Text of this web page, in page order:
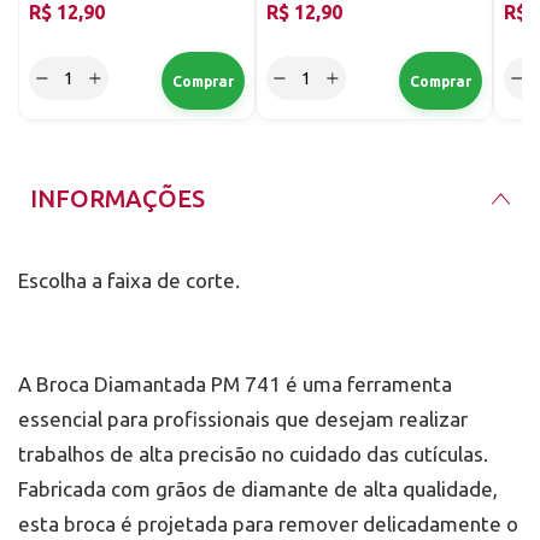
R$ 12,90 R$ 12,90 R$
INFORMAÇÕES
Escolha a faixa de corte.
A Broca Diamantada PM 741 é uma ferramenta
essencial para profissionais que desejam realizar
trabalhos de alta precisão no cuidado das cutículas.
Fabricada com grãos de diamante de alta qualidade,
esta broca é projetada para remover delicadamente o